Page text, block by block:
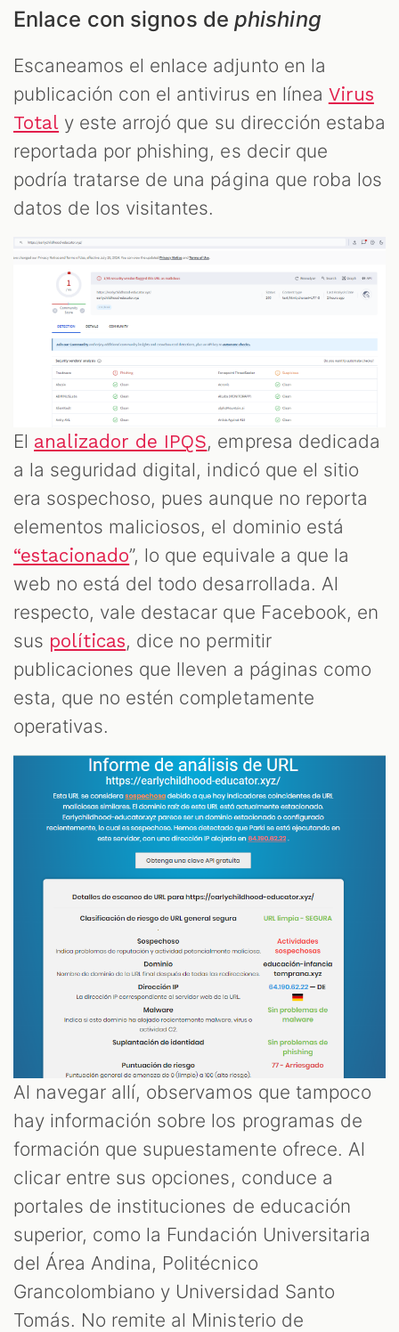
Enlace con signos dephishing
Escaneamos el enlace adjunto en la
publicación con el antivirus en línea Virus
Total y este arrojó que su dirección estaba
reportada por phishing, es decir que
podría tratarse de una página que roba los
datos de los visitantes.
El analizador de IPQS, empresa dedicada
a la seguridad digital, indicó que el sitio
era sospechoso, pues aunque no reporta
elementos maliciosos, el dominio está
“estacionado”, lo que equivale a que la
web no está del todo desarrollada. Al
respecto, vale destacar que Facebook, en
sus políticas, dice no permitir
publicaciones que lleven a páginas como
esta, que no estén completamente
operativas.
Al navegar allí, observamos que tampoco
hay información sobre los programas de
formación que supuestamente ofrece. Al
clicar entre sus opciones, conduce a
portales de instituciones de educación
superior, como la Fundación Universitaria
del Área Andina, Politécnico
Grancolombiano y Universidad Santo
Tomás. No remite al Ministerio de